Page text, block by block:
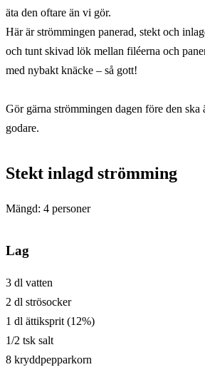
äta den oftare än vi gör.
Här är strömmingen panerad, stekt och
och tunt skivad lök mellan filéerna och
med nybakt knäcke – så gott!
Gör gärna strömmingen dagen före den ska
godare.
Stekt inlagd strömming
Mängd: 4 personer
Lag
3 dl vatten
2 dl strösocker
1 dl ättiksprit (12%)
1/2 tsk salt
8 kryddpepparkorn